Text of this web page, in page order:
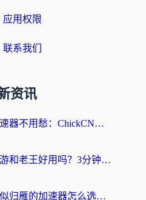
应用权限
联系我们
资讯
海外党选回国加速器不用愁：ChickCN和洞见哪个好？一篇搞定所有疑问
海外党必看：迅游和老王好用吗？3分钟选对加速国内网络的加速器
海外党必看：类似归雁的加速器怎么选？一篇搞定无缝访问国内资源